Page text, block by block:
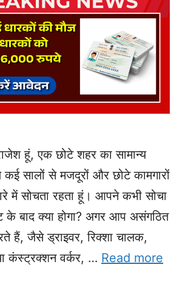
हूं, एक छोटे शहर का सामान्य
कई सालों से मजदूरों और छोटे कामगारों
में सोचता रहता हूं। आपने कभी सोचा
के बाद क्या होगा? अगर आप असंगठित
हैं, जैसे ड्राइवर, रिक्शा चालक,
कंस्ट्रक्शन वर्कर, … Read more